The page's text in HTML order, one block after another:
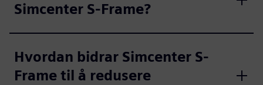
Simcenter S-Frame?
Hvordan bidrar Simcenter S-
Frame til å redusere